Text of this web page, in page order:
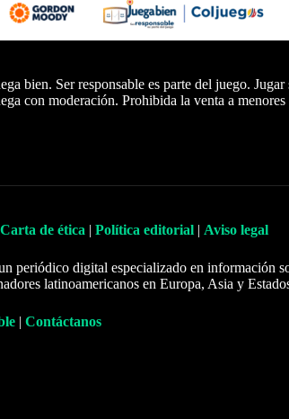
bien. Ser responsable es parte del juego.
con moderación. Prohibida la venta a menores
Carta de ética | Política editorial | Aviso legal
periódico digital especializado en información
latinoamericanos en Europa, Asia y
| Contáctanos